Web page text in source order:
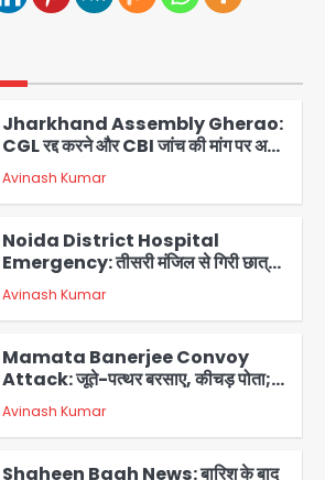
छात्र, वाटर कैनन और बैरिकेडिंग तैनात
Noida District Hospital
Emergency: तीसरी मंजिल से गिरी छात्रा
को नहीं मिला इलाज, प्राइवेट अस्पताल में भर्ती
Mamata Banerjee Convoy
Attack: जूते-पत्थर बरसाए, कीचड़ पोता;
बोलीं- ‘माथा फट जाता’
Shaheen Bagh News: बारिश के बाद
शाहीन बाग में जलभराव और गड्ढे, सीवर काम से
लोग परेशान